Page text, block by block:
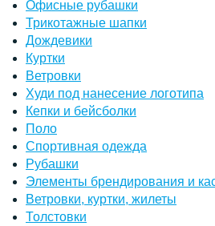
Офисные рубашки
Трикотажные шапки
Дождевики
Куртки
Ветровки
Худи под нанесение логотипа
Кепки и бейсболки
Поло
Спортивная одежда
Рубашки
Элементы брендирования и
Ветровки, куртки, жилеты
Толстовки